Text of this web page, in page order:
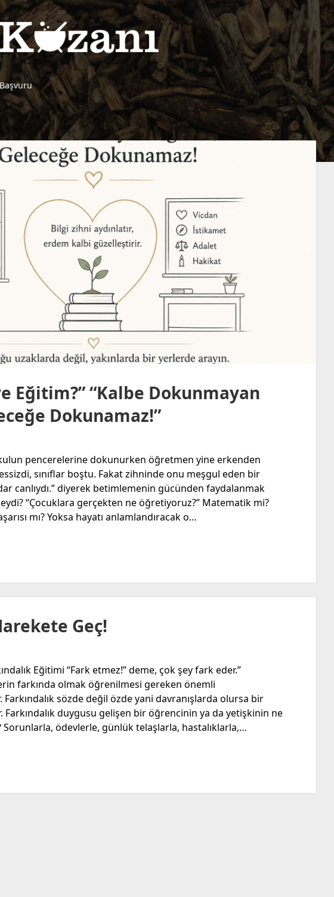
Eğitim?” “Kalbe Dokunmayan
Dokunamaz!”
okulun pencerelerine dokunurken öğretmen yine erkenden
sınıflar boştu. Fakat zihninde onu meşgul eden bir
canlıydı.” diyerek betimlemenin gücünden faydalanmak
“Çocuklara gerçekten ne öğretiyoruz?” Matematik mi?
mı? Yoksa hayatı anlamlandıracak o…
Geç!
Eğitimi “Fark etmez!” deme, çok şey fark eder.”
farkında olmak öğrenilmesi gereken önemli
sözde değil özde yani davranışlarda olursa bir
Farkındalık duygusu gelişen bir öğrencinin ya da yetişkinin ne
Sorunlarla, ödevlerle, günlük telaşlarla, hastalıklarla,…